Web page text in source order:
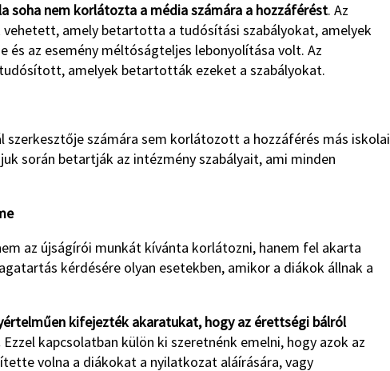
soha nem korlátozta a média számára a hozzáférést. Az
vehetett, amely betartotta a tudósítási szabályokat, amelyek
és az esemény méltóságteljes lebonyolítása volt. Az
amelyek betartották ezeket a szabályokat.
szerkesztője számára sem korlátozott a hozzáférés más iskolai
során betartják az intézmény szabályait, ami minden
az újságírói munkát kívánta korlátozni, hanem fel akarta
kérdésére olyan esetekben, amikor a diákok állnak a
kifejezték akaratukat, hogy az érettségi bálról
Ezzel kapcsolatban külön ki szeretnénk emelni, hogy azok az
volna a diákokat a nyilatkozat aláírására, vagy